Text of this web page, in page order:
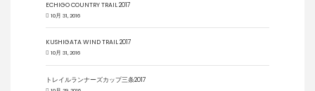
ECHIGO COUNTRY TRAIL 2017
10月 31, 2016
KUSHIGATA WIND TRAIL 2017
10月 31, 2016
トレイルランナーズカップ三条2017